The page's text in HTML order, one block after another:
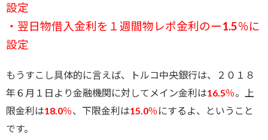
設定
・翌日物借入金利を１週間物レポ金利のー1.5％に
設定
もうすこし具体的に言えば、トルコ中央銀行は、２０１８
年６月１日より金融機関に対してメイン金利は16.5％。上
限金利は18.0％、下限金利は15.0％ にするよ、ということ
です。